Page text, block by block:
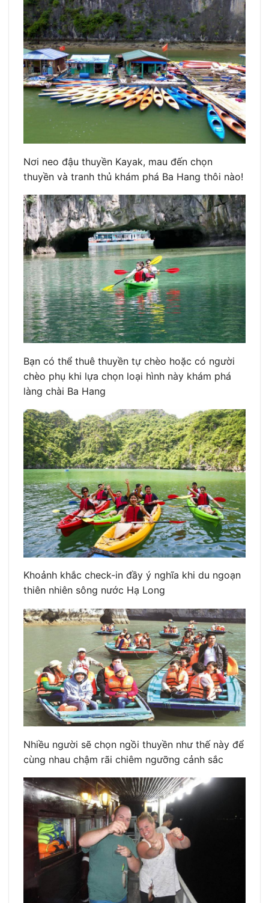
Nơi neo đậu thuyền Kayak, mau đến chọn
thuyền và tranh thủ khám phá Ba Hang thôi nào!
Bạn có thể thuê thuyền tự chèo hoặc có người
chèo phụ khi lựa chọn loại hình này khám phá
làng chài Ba Hang
Khoảnh khắc check-in đầy ý nghĩa khi du ngoạn
thiên nhiên sông nước Hạ Long
Nhiều người sẽ chọn ngồi thuyền như thế này để
cùng nhau chậm rãi chiêm ngưỡng cảnh sắc